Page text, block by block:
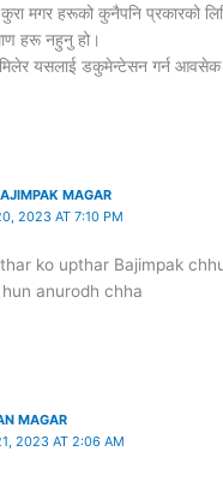
कुरा मगर हरूको कुनैपनि प्रकारको
हरू नहुनु हो।
यसलाई डकुमेन्टेसन गर्न
MAGAR
2023 AT 7:10 PM
ko upthar Bajimpak
anurodh chha
MAGAR
2023 AT 2:06 AM